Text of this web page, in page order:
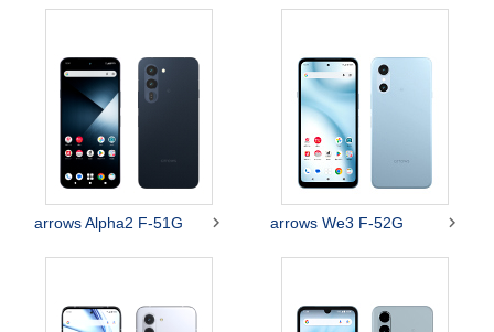
arrows Alpha2 F-51G  arrows We3 F-52G 